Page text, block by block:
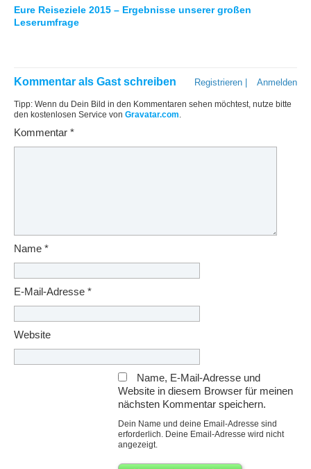
Eure Reiseziele 2015 – Ergebnisse unserer großen
Leserumfrage
Anmelden
Registrieren
Kommentar als Gast schreiben
Tipp: Wenn du Dein Bild in den Kommentaren sehen möchtest, nutze bitte
den kostenlosen Service von Gravatar.com
Kommentar *
Name *
E-Mail-Adresse *
Website
Name, E-Mail-Adresse und
Website in diesem Browser für meinen
nächsten Kommentar speichern.
Dein Name und deine Email-Adresse sind
erforderlich. Deine Email-Adresse wird nicht
angezeigt.